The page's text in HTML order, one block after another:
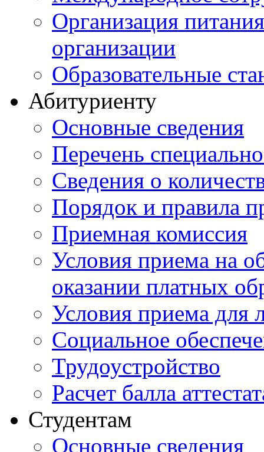
Организация
организации
Образовательные
Абитуриенту
Основные сведения
Перечень
Cведения о
Порядок и правила
Приемная комиссия
Условия приема на
оказании платных
Условия приема для
Социальное
Трудоустройство
Расчет балла
Студентам
Основные сведения